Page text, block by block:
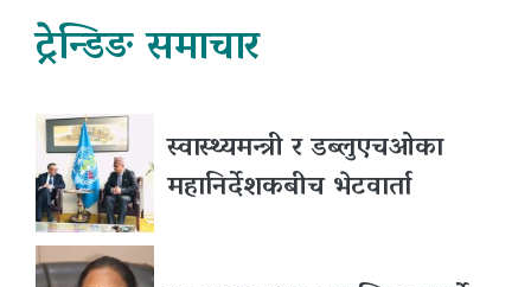
ट्रेन्डिङ समाचार
स्वास्थ्यमन्त्री र डब्लुएचओका
महानिर्देशकबीच भेटवार्ता